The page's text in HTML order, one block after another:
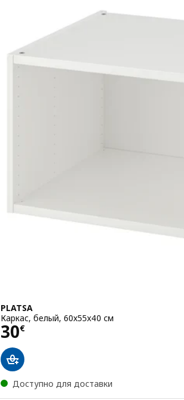
PLATSA
Каркас, белый, 60x55x40 см
30€
Цена 30€
Доступно для доставки